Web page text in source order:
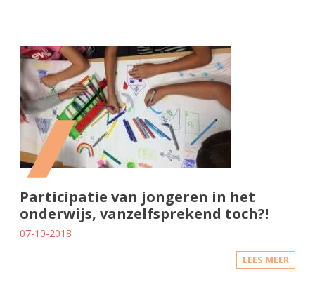
Participatie van jongeren in het
onderwijs, vanzelfsprekend toch?!
07-10-2018
LEES MEER